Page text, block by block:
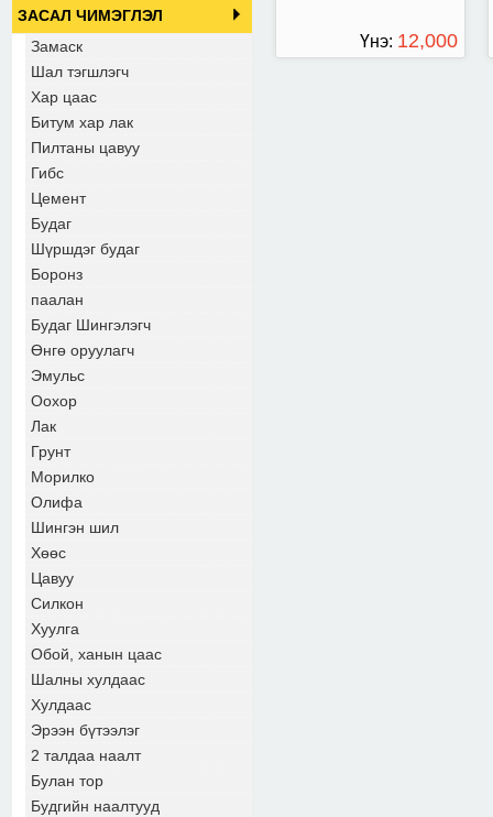
ЗАСАЛ ЧИМЭГЛЭЛ
Замаск
Шал тэгшлэгч
Хар цаас
Битум хар лак
Пилтаны цавуу
Гибс
Цемент
Будаг
Шүршдэг будаг
Боронз
паалан
Будаг Шингэлэгч
Өнгө оруулагч
Эмульс
Оохор
Лак
Грунт
Морилко
Олифа
Шингэн шил
Хөөс
Цавуу
Силкон
Хуулга
Обой, ханын цаас
Шалны хулдаас
Хулдаас
Эрээн бүтээлэг
2 талдаа наалт
Булан тор
Будгийн наалтууд
Үнэ: 12,000